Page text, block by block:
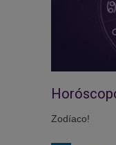
Zodíaco!